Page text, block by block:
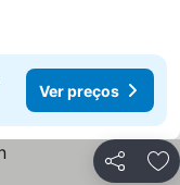
Ver preços
Partilhar